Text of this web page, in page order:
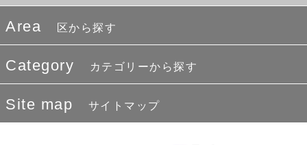
Area 区から探す
Category カテゴリーから探す
Site map サイトマップ